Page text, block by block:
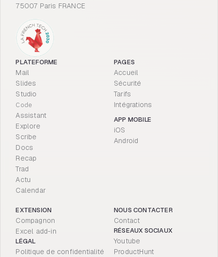
75007 Paris FRANCE
PLATEFORME
Mail
Slides
Studio
Code
Assistant
Explore
Scribe
Docs
Recap
Trad
Actu
Calendar
PAGES
Accueil
Sécurité
Tarifs
Intégrations
APP MOBILE
iOS
Android
EXTENSION
Compagnon
Excel add-in
LÉGAL
Politique de confidentialité
NOUS CONTACTER
Contact
RÉSEAUX SOCIAUX
Youtube
ProductHunt